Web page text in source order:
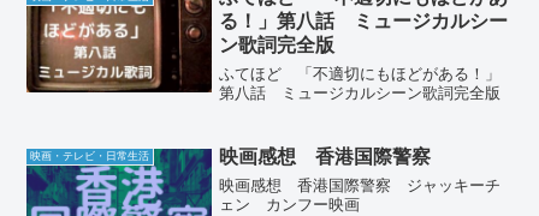
る！」第八話 ミュージカルシー
ン歌詞完全版
ふてほど 「不適切にもほどがある！」
第八話 ミュージカルシーン歌詞完全版
映画・テレビ・日常生活 映画感想 香港国際警察
映画感想 香港国際警察 ジャッキーチ
ェン カンフー映画